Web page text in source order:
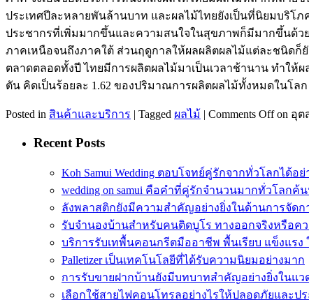
ประเทศปีละหลายพันล้านบาท และผลไม้ไทยยังเป็นที่นิยมบริโ
ประชากรที่เพิ่มมากขึ้นและความสนใจในสุขภาพก็มีมากขึ้นด้ว
ภาคเหนือจนถึงภาคใต้ ส่วนฤดูกาลให้ผลผลิตผลไม้แต่ละชนิด
ตลาดตลอดทั้งปี ไทยมีการผลิตผลไม้มาเป็นเวลาช้านาน ทำให้
ตัน คิดเป็นร้อยละ 1.62 ของปริมาณการผลิตผลไม้ทั้งหมดในโล
Posted in สินค้าและบริการ | Tagged ผลไม้ | Comments Offon อุต
Recent Posts
Koh Samui Wedding ตอบโจทย์คู่รักจากทั่วโลกได้อ
wedding on samui คือคำที่คู่รักจำนวนมากทั่วโลกค้
ลังพลาสติกยังมีความสำคัญอย่างยิ่งในด้านการจัดก
รับจำนองบ้านสำหรับคนติดบูโร ทางออกจริงหรือคว
บริการรับเทพื้นคอนกรีตมืออาชีพ พื้นเรียบ แข็งแรง
Palletizer เป็นเทคโนโลยีที่ได้รับความนิยมอย่างมาก
การรับขายฝากบ้านยังมีบทบาทสำคัญอย่างยิ่งในแว
เลือกใช้สายไฟคอนโทรลอย่างไรให้ปลอดภัยและป